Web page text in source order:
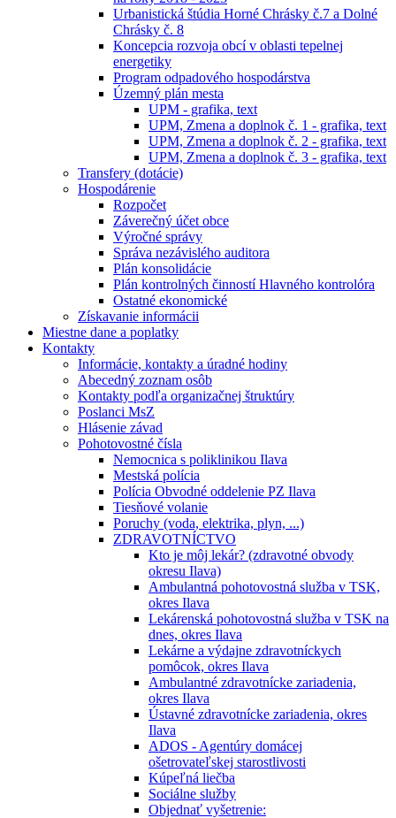
Urbanistická štúdia Horné Chrásky č.7 a Dolné
Chrásky č. 8
Koncepcia rozvoja obcí v oblasti tepelnej
energetiky
Program odpadového hospodárstva
Územný plán mesta
UPM - grafika, text
UPM, Zmena a doplnok č. 1 - grafika, text
UPM, Zmena a doplnok č. 2 - grafika, text
UPM, Zmena a doplnok č. 3 - grafika, text
Transfery (dotácie)
Hospodárenie
Rozpočet
Záverečný účet obce
Výročné správy
Správa nezávislého auditora
Plán konsolidácie
Plán kontrolných činností Hlavného kontrolóra
Ostatné ekonomické
Získavanie informácii
Miestne dane a poplatky
Kontakty
Informácie, kontakty a úradné hodiny
Abecedný zoznam osôb
Kontakty podľa organizačnej štruktúry
Poslanci MsZ
Hlásenie závad
Pohotovostné čísla
Nemocnica s poliklinikou Ilava
Mestská polícia
Polícia Obvodné oddelenie PZ Ilava
Tiesňové volanie
Poruchy (voda, elektrika, plyn, ...)
ZDRAVOTNÍCTVO
Kto je môj lekár? (zdravotné obvody
okresu Ilava)
Ambulantná pohotovostná služba v TSK,
okres Ilava
Lekárenská pohotovostná služba v TSK na
dnes, okres Ilava
Lekárne a výdajne zdravotníckych
pomôcok, okres Ilava
Ambulantné zdravotnícke zariadenia,
okres Ilava
Ústavné zdravotnícke zariadenia, okres
Ilava
ADOS - Agentúry domácej
ošetrovateľskej starostlivosti
Kúpeľná liečba
Sociálne služby
Objednať vyšetrenie: